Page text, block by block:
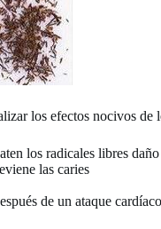
los efectos nocivos
los radicales libres
las caries
de un ataque